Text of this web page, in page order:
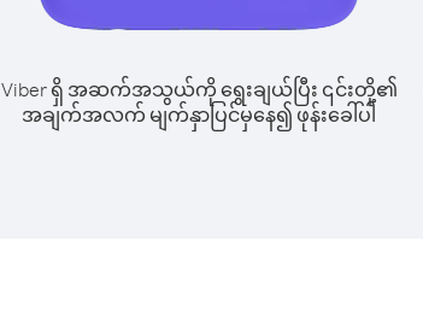
Viber ရှိ အဆက်အသွယ်ကို ရွေးချယ်ပြီး ၎င်းတို့၏
အချက်အလက် မျက်နှာပြင်မှနေ၍ ဖုန်းခေါ်ပါ